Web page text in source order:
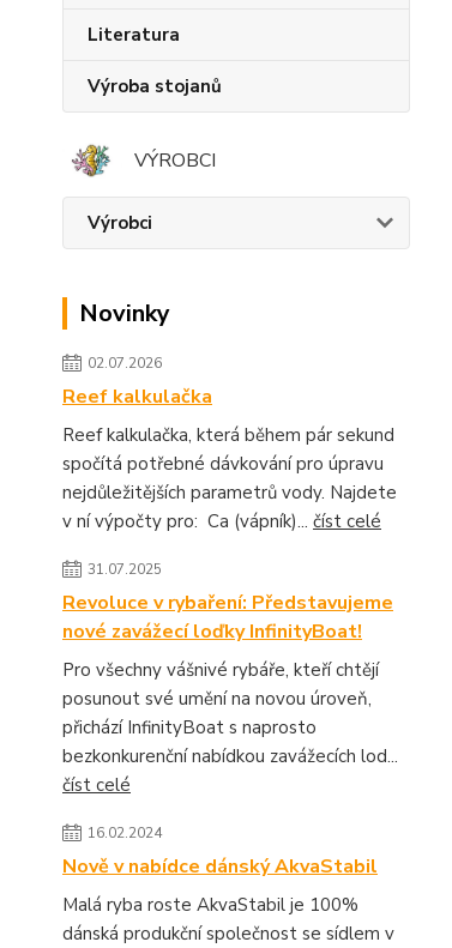
Literatura
Výroba stojanů
VÝROBCI
Výrobci
Novinky
02.07.2026
Reef kalkulačka
Reef kalkulačka, která během pár sekund
spočítá potřebné dávkování pro úpravu
nejdůležitějších parametrů vody. Najdete
v ní výpočty pro: Ca (vápník)... číst celé
31.07.2025
Revoluce v rybaření: Představujeme
nové zavážecí loďky InfinityBoat!
Pro všechny vášnivé rybáře, kteří chtějí
posunout své umění na novou úroveň,
přichází InfinityBoat s naprosto
bezkonkurenční nabídkou zavážecích lod...
číst celé
16.02.2024
Nově v nabídce dánský AkvaStabil
Malá ryba roste AkvaStabil je 100%
dánská produkční společnost se sídlem v